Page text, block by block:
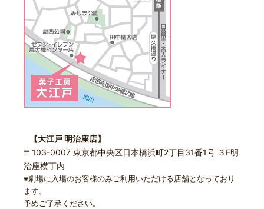
【大江戸 明治座店】
〒103-0007 東京都中央区日本橋浜町2丁目31番1号 ３F明
治座横丁内
※劇場に入場のお客様のみご利用いただける店舗となっており
ます。
予めご了承ください。